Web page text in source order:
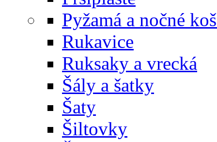
Pyžamá a nočné
Rukavice
Ruksaky a vrecká
Šály a šatky
Šaty
Šiltovky